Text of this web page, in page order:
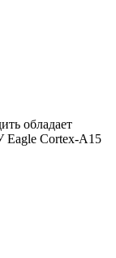
обладает
Eagle Cortex-A15